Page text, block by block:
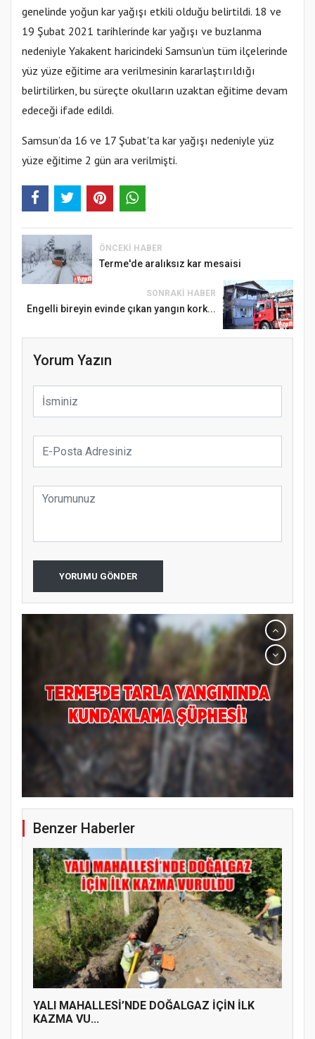
genelinde yoğun kar yağışı etkili olduğu belirtildi. 18 ve
19 Şubat 2021 tarihlerinde kar yağışı ve buzlanma
nedeniyle Yakakent haricindeki Samsun’un tüm ilçelerinde
yüz yüze eğitime ara verilmesinin kararlaştırıldığı
belirtilirken, bu süreçte okulların uzaktan eğitime devam
edeceği ifade edildi.
Samsun’da 16 ve 17 Şubat'ta kar yağışı nedeniyle yüz
yüze eğitime 2 gün ara verilmişti.
ÖNCEKI HABER
Terme'de aralıksız kar mesaisi
SONRAKI HABER
Engelli bireyin evinde çıkan yangın kork...
Yorum Yazın
YORUMU GÖNDER
YENİ PARTİ TERME İLÇE BAŞKANLIĞINDA
ÜYE KATILIM PROGRAMI
Benzer Haberler
YALI MAHALLESİ’NDE DOĞALGAZ İÇİN İLK
KAZMA VU...